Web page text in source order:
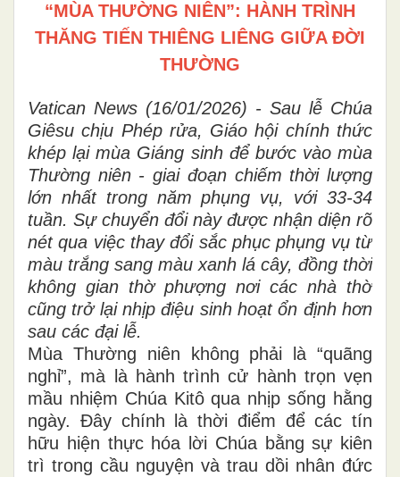
“MÙA THƯỜNG NIÊN”: HÀNH TRÌNH
THĂNG TIẾN THIÊNG LIÊNG GIỮA ĐỜI
THƯỜNG
Vatican News (16/01/2026) - Sau lễ Chúa
Giêsu chịu Phép rửa, Giáo hội chính thức
khép lại mùa Giáng sinh để bước vào mùa
Thường niên - giai đoạn chiếm thời lượng
lớn nhất trong năm phụng vụ, với 33-34
tuần. Sự chuyển đổi này được nhận diện rõ
nét qua việc thay đổi sắc phục phụng vụ từ
màu trắng sang màu xanh lá cây, đồng thời
không gian thờ phượng nơi các nhà thờ
cũng trở lại nhịp điệu sinh hoạt ổn định hơn
sau các đại lễ.
Mùa Thường niên không phải là “quãng
nghỉ”, mà là hành trình cử hành trọn vẹn
mầu nhiệm Chúa Kitô qua nhịp sống hằng
ngày. Đây chính là thời điểm để các tín
hữu hiện thực hóa lời Chúa bằng sự kiên
trì trong cầu nguyện và trau dồi nhân đức